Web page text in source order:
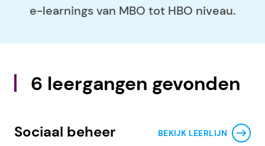
e-learnings van MBO tot HBO niveau.
6 leergangen gevonden
Sociaal beheer BEKIJK LEERLIJN